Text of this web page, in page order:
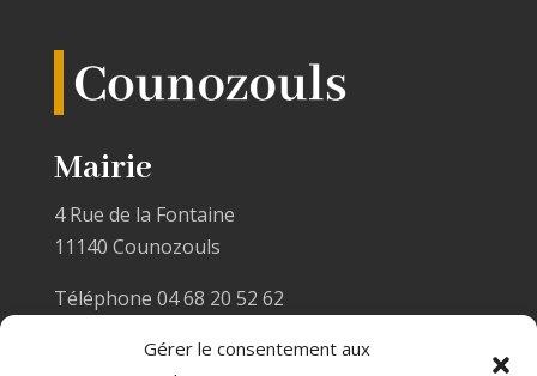
Gérer le consentement aux
Mairie
4 Rue de la Fontaine
11140 Counozouls
Téléphone 04 68 20 52 62